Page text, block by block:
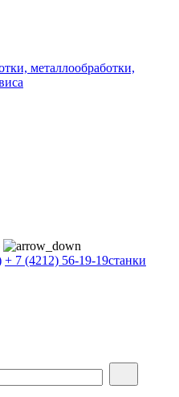
металлообработки,
+ 7 (4212) 56-19-19станки